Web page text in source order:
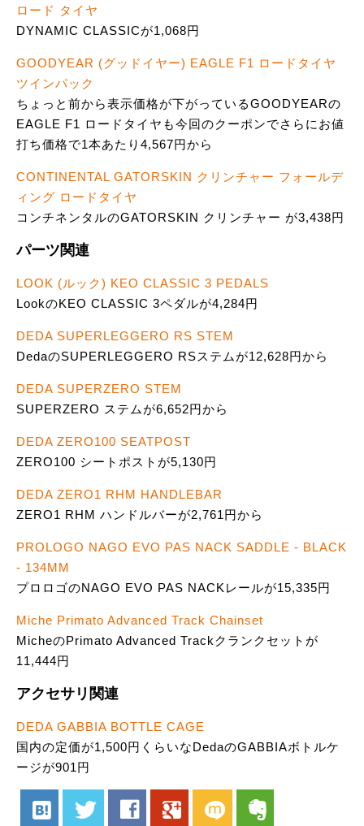
ロード タイヤ
DYNAMIC CLASSICが1,068円
GOODYEAR (グッドイヤー) EAGLE F1 ロードタイヤ
ツインパック
ちょっと前から表示価格が下がっているGOODYEARの
EAGLE F1 ロードタイヤも今回のクーポンでさらにお値
打ち価格で1本あたり4,567円から
CONTINENTAL GATORSKIN クリンチャー フォールデ
ィング ロードタイヤ
コンチネンタルのGATORSKIN クリンチャー が3,438円
パーツ関連
LOOK (ルック) KEO CLASSIC 3 PEDALS
LookのKEO CLASSIC 3ペダルが4,284円
DEDA SUPERLEGGERO RS STEM
DedaのSUPERLEGGERO RSステムが12,628円から
DEDA SUPERZERO STEM
SUPERZERO ステムが6,652円から
DEDA ZERO100 SEATPOST
ZERO100 シートポストが5,130円
DEDA ZERO1 RHM HANDLEBAR
ZERO1 RHM ハンドルバーが2,761円から
PROLOGO NAGO EVO PAS NACK SADDLE - BLACK
- 134MM
プロロゴのNAGO EVO PAS NACKレールが15,335円
Miche Primato Advanced Track Chainset
MicheのPrimato Advanced Trackクランクセットが
11,444円
アクセサリ関連
DEDA GABBIA BOTTLE CAGE
国内の定価が1,500円くらいなDedaのGABBIAボトルケ
ージが901円
hatenabookmark twitter facebook google mixi evernote